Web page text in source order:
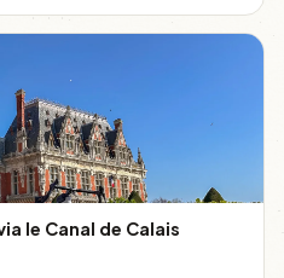
le Canal de Calais